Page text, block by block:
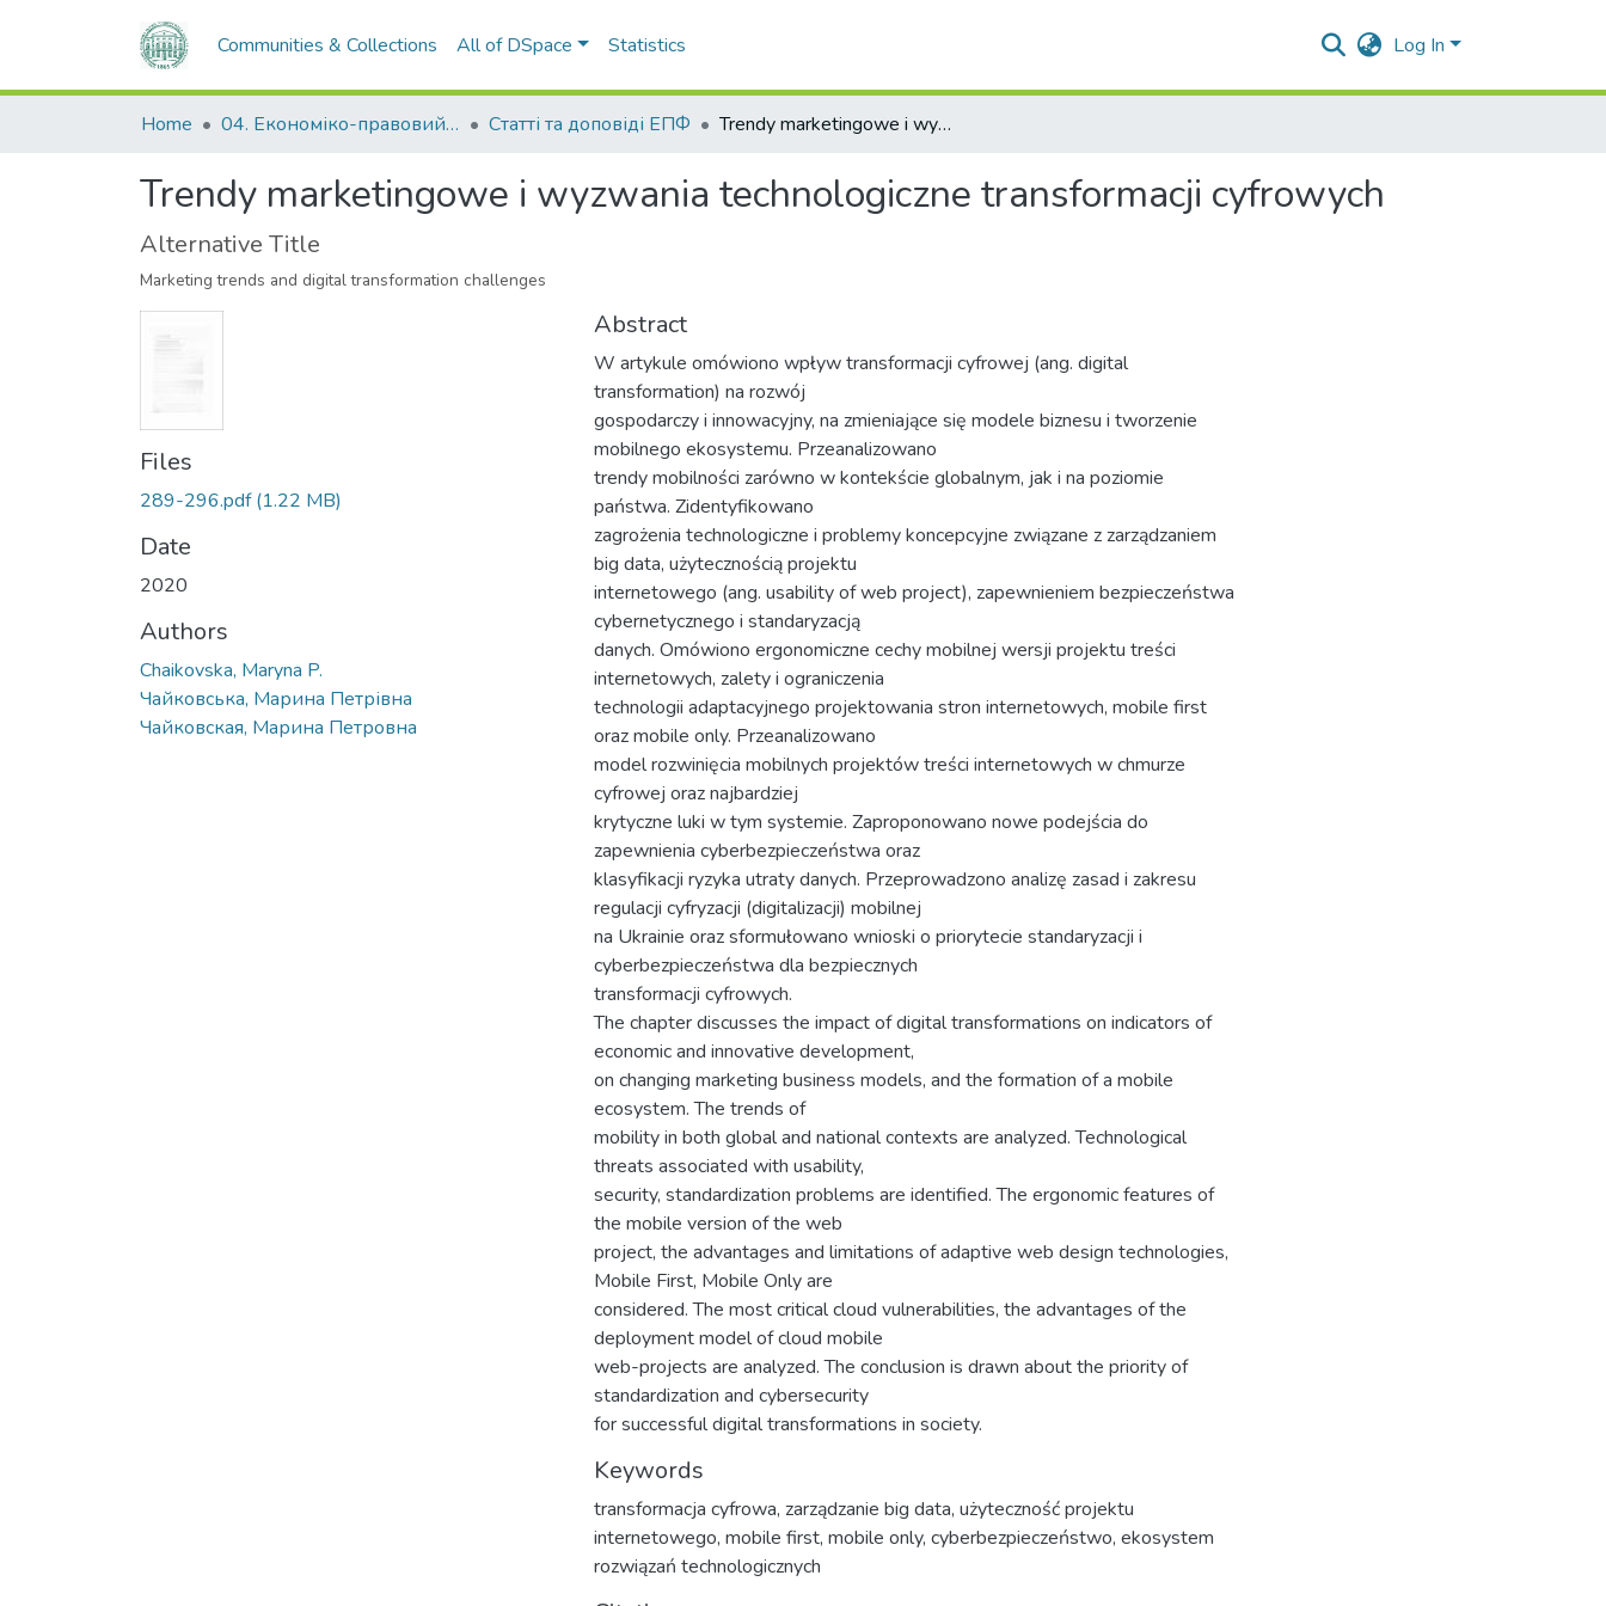
Communities & Collections All of DSpace Statistics Log In
Home 04. Економіко-правовий факультет Статті та доповіді ЕПФ Trendy marketingowe i wyzwania technologiczne transformacji cyfrowych
Trendy marketingowe i wyzwania technologiczne transformacji cyfrowych
Alternative Title
Marketing trends and digital transformation challenges
Files
289-296.pdf(1.22 MB)
Date
2020
Authors
Chaikovska, Maryna P.
Чайковська, Марина Петрівна
Чайковская, Марина Петровна
Abstract
W artykule omówiono wpływ transformacji cyfrowej (ang. digital
transformation) na rozwój
gospodarczy i innowacyjny, na zmieniające się modele biznesu i tworzenie
mobilnego ekosystemu. Przeanalizowano
trendy mobilności zarówno w kontekście globalnym, jak i na poziomie
państwa. Zidentyfikowano
zagrożenia technologiczne i problemy koncepcyjne związane z zarządzaniem
big data, użytecznością projektu
internetowego (ang. usability of web project), zapewnieniem bezpieczeństwa
cybernetycznego i standaryzacją
danych. Omówiono ergonomiczne cechy mobilnej wersji projektu treści
internetowych, zalety i ograniczenia
technologii adaptacyjnego projektowania stron internetowych, mobile first
oraz mobile only. Przeanalizowano
model rozwinięcia mobilnych projektów treści internetowych w chmurze
cyfrowej oraz najbardziej
krytyczne luki w tym systemie. Zaproponowano nowe podejścia do
zapewnienia cyberbezpieczeństwa oraz
klasyfikacji ryzyka utraty danych. Przeprowadzono analizę zasad i zakresu
regulacji cyfryzacji (digitalizacji) mobilnej
na Ukrainie oraz sformułowano wnioski o priorytecie standaryzacji i
cyberbezpieczeństwa dla bezpiecznych
transformacji cyfrowych.
The chapter discusses the impact of digital transformations on indicators of
economic and innovative development,
on changing marketing business models, and the formation of a mobile
ecosystem. The trends of
mobility in both global and national contexts are analyzed. Technological
threats associated with usability,
security, standardization problems are identified. The ergonomic features of
the mobile version of the web
project, the advantages and limitations of adaptive web design technologies,
Mobile First, Mobile Only are
considered. The most critical cloud vulnerabilities, the advantages of the
deployment model of cloud mobile
web-projects are analyzed. The conclusion is drawn about the priority of
standardization and cybersecurity
for successful digital transformations in society.
Keywords
transformacja cyfrowa, zarządzanie big data, użyteczność projektu
internetowego, mobile first, mobile only, cyberbezpieczeństwo, ekosystem
rozwiązań technologicznych